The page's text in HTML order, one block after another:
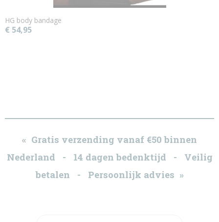
HG body bandage
€ 54,95
« Gratis verzending vanaf €50 binnen
Nederland - 14 dagen bedenktijd - Veilig
betalen - Persoonlijk advies »